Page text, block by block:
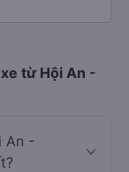
từ Hội An -
An -